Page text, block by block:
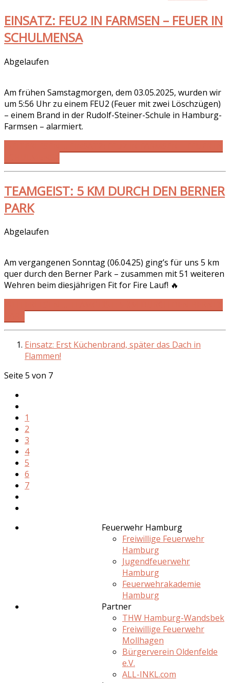
EINSATZ: FEU2 IN FARMSEN – FEUER IN
SCHULMENSA
Abgelaufen
Am frühen Samstagmorgen, dem 03.05.2025, wurden wir
um 5:56 Uhr zu einem FEU2 (Feuer mit zwei Löschzügen)
– einem Brand in der Rudolf-Steiner-Schule in Hamburg-
Farmsen – alarmiert.
TEAMGEIST: 5 KM DURCH DEN BERNER
PARK
Abgelaufen
Am vergangenen Sonntag (06.04.25) ging’s für uns 5 km
quer durch den Berner Park – zusammen mit 51 weiteren
Wehren beim diesjährigen Fit for Fire Lauf! 🔥
Einsatz: Erst Küchenbrand, später das Dach in
Flammen!
Seite 5 von 7
1
2
3
4
5
6
7
Feuerwehr Hamburg
Freiwillige Feuerwehr
Hamburg
Jugendfeuerwehr
Hamburg
Feuerwehrakademie
Hamburg
Partner
THW Hamburg-Wandsbek
Freiwillige Feuerwehr
Mollhagen
Bürgerverein Oldenfelde
e.V.
ALL-INKL.com